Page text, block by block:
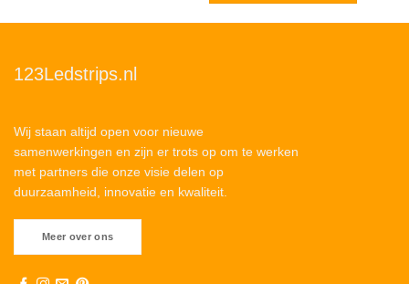
123Ledstrips.nl
Wij staan altijd open voor nieuwe
samenwerkingen en zijn er trots op om te werken
met partners die onze visie delen op
duurzaamheid, innovatie en kwaliteit.
Meer over ons